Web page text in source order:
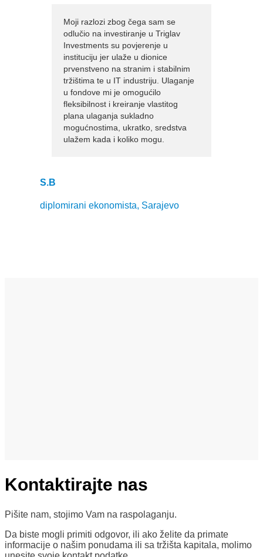
Moji razlozi zbog čega sam se
odlučio na investiranje u Triglav
Investments su povjerenje u
instituciju jer ulaže u dionice
prvenstveno na stranim i stabilnim
tržištima te u IT industriju. Ulaganje
u fondove mi je omogućilo
fleksibilnost i kreiranje vlastitog
plana ulaganja sukladno
mogućnostima, ukratko, sredstva
ulažem kada i koliko mogu.
S.B
diplomirani ekonomista, Sarajevo
Kontaktirajte nas
Pišite nam, stojimo Vam na raspolaganju.
Da biste mogli primiti odgovor, ili ako želite da primate
informacije o našim ponudama ili sa tržišta kapitala, molimo